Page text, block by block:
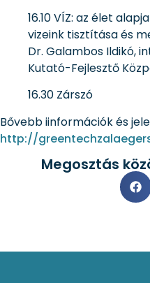
16.10 VÍZ: az élet
vizeink tisztítása és
Dr. Galambos Ildikó,
Kutató-Fejlesztő
16.30 Zárszó
Bővebb iinformációk és
http://
Megosztás